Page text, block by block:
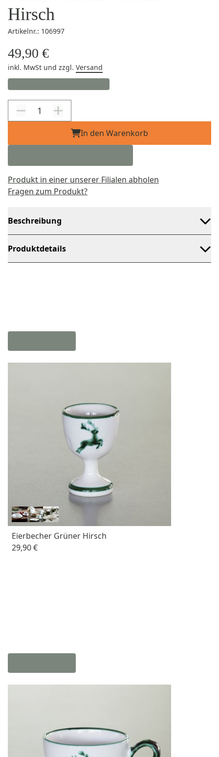
Hirsch
Artikelnr.: 106997
49,90 €
inkl. MwSt und zzgl. Versand
In den Warenkorb
Produkt in einer unserer Filialen abholen
Fragen zum Produkt?
Beschreibung
Produktdetails
Eierbecher Grüner Hirsch
29,90 €